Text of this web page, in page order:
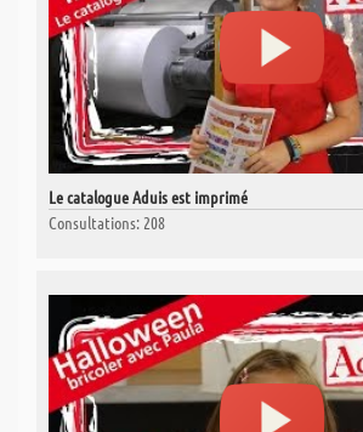
Le catalogue Aduis est imprimé
Consultations: 208